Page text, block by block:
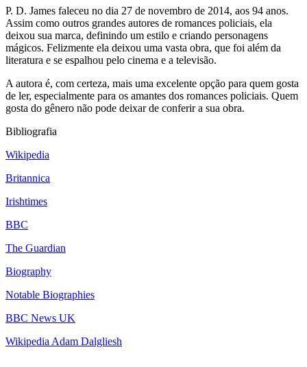
P. D. James faleceu no dia 27 de novembro de 2014, aos 94 anos.
Assim como outros grandes autores de romances policiais, ela
deixou sua marca, definindo um estilo e criando personagens
mágicos. Felizmente ela deixou uma vasta obra, que foi além da
literatura e se espalhou pelo cinema e a televisão.
A autora é, com certeza, mais uma excelente opção para quem gosta
de ler, especialmente para os amantes dos romances policiais. Quem
gosta do gênero não pode deixar de conferir a sua obra.
Bibliografia
Wikipedia
Britannica
Irishtimes
BBC
The Guardian
Biography
Notable Biographies
BBC News UK
Wikipedia Adam Dalgliesh